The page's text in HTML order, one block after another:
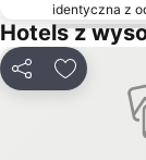
identyczna z
Hotels z
UdostępnijDodaj do